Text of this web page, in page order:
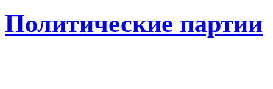
Политические партии